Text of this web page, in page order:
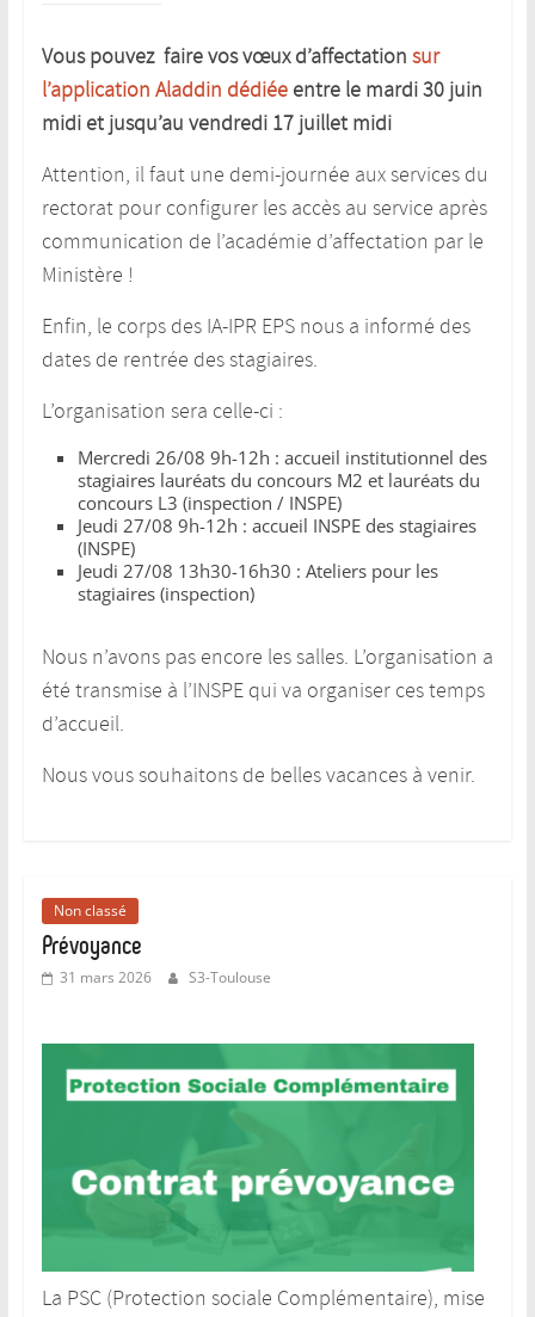
Vous pouvez faire vos vœux d’affectation sur
l’application Aladdin dédiéeentre le mardi 30 juin
midi et jusqu’au vendredi 17 juillet midi
Attention, il faut une demi-journée aux services du
rectorat pour configurer les accès au service après
communication de l’académie d’affectation par le
Ministère !
Enfin, le corps des IA-IPR EPS nous a informé des
dates de rentrée des stagiaires.
L’organisation sera celle-ci :
Mercredi 26/08 9h-12h : accueil institutionnel des
stagiaires lauréats du concours M2 et lauréats du
concours L3 (inspection / INSPE)
Jeudi 27/08 9h-12h : accueil INSPE des stagiaires
(INSPE)
Jeudi 27/08 13h30-16h30 : Ateliers pour les
stagiaires (inspection)
Nous n’avons pas encore les salles. L’organisation a
été transmise à l’INSPE qui va organiser ces temps
d’accueil.
Nous vous souhaitons de belles vacances à venir.
Non classé
Prévoyance
31 mars 2026 S3-Toulouse
La PSC (Protection sociale Complémentaire), mise